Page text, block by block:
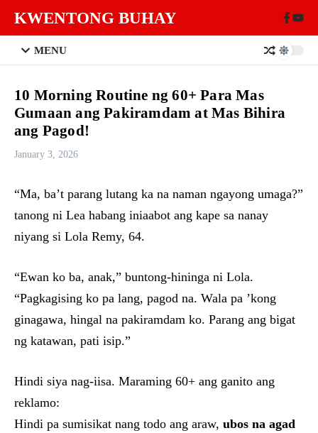
KWENTONG BUHAY
MENU
10 Morning Routine ng 60+ Para Mas
Gumaan ang Pakiramdam at Mas Bihira
ang Pagod!
January 3, 2026
“Ma, ba’t parang lutang ka na naman ngayong umaga?”
tanong ni Lea habang iniaabot ang kape sa nanay
niyang si Lola Remy, 64.
“Ewan ko ba, anak,” buntong-hininga ni Lola.
“Pagkagising ko pa lang, pagod na. Wala pa ’kong
ginagawa, hingal na pakiramdam ko. Parang ang bigat
ng katawan, pati isip.”
Hindi siya nag-iisa. Maraming 60+ ang ganito ang
reklamo:
Hindi pa sumisikat nang todo ang araw, ubos na agad